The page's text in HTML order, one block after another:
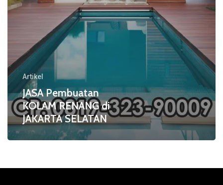
Artikel
JASA Pembuatan
KOLAM RENANG di
JAKARTA SELATAN